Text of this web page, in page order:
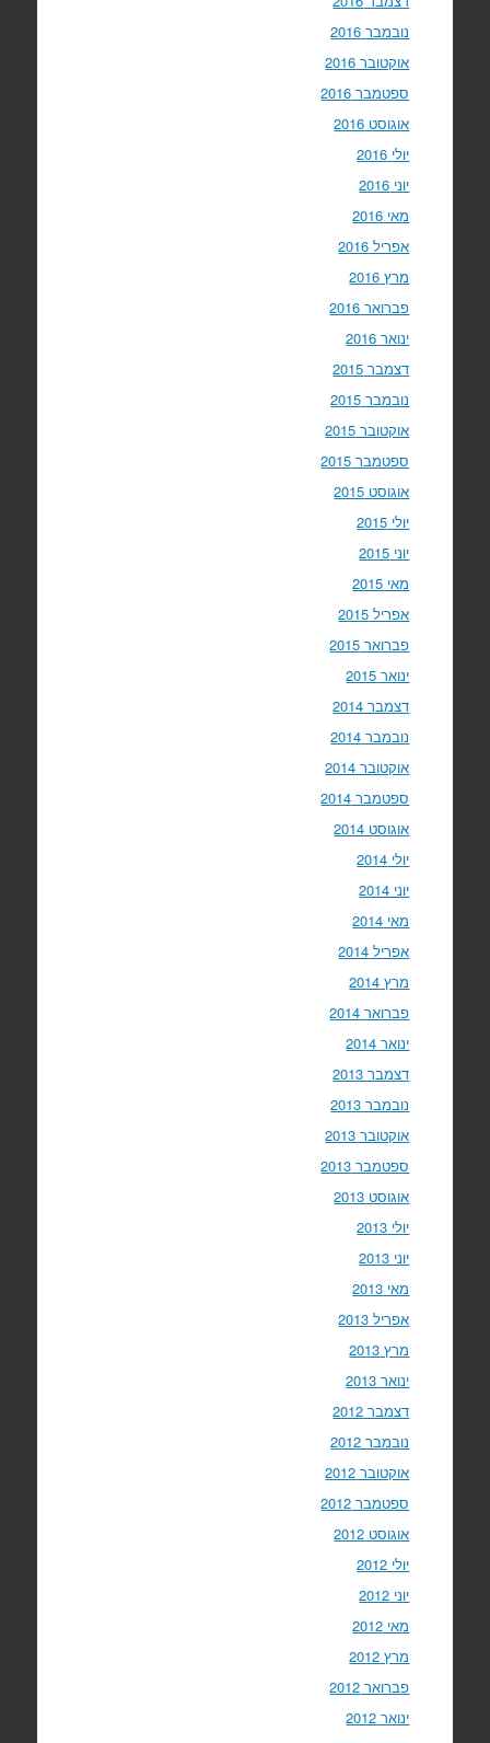
נובמבר 2016
אוקטובר 2016
ספטמבר 2016
אוגוסט 2016
יולי 2016
יוני 2016
מאי 2016
אפריל 2016
מרץ 2016
פברואר 2016
ינואר 2016
דצמבר 2015
נובמבר 2015
אוקטובר 2015
ספטמבר 2015
אוגוסט 2015
יולי 2015
יוני 2015
מאי 2015
אפריל 2015
פברואר 2015
ינואר 2015
דצמבר 2014
נובמבר 2014
אוקטובר 2014
ספטמבר 2014
אוגוסט 2014
יולי 2014
יוני 2014
מאי 2014
אפריל 2014
מרץ 2014
פברואר 2014
ינואר 2014
דצמבר 2013
נובמבר 2013
אוקטובר 2013
ספטמבר 2013
אוגוסט 2013
יולי 2013
יוני 2013
מאי 2013
אפריל 2013
מרץ 2013
ינואר 2013
דצמבר 2012
נובמבר 2012
אוקטובר 2012
ספטמבר 2012
אוגוסט 2012
יולי 2012
יוני 2012
מאי 2012
מרץ 2012
פברואר 2012
ינואר 2012